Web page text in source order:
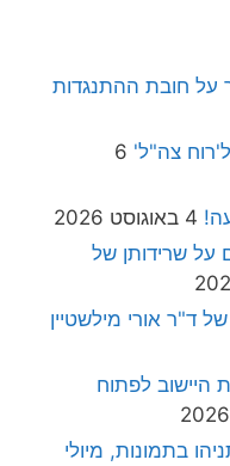
ההתנגדות
6
של
מילשטיין
לפתוח
מיולי